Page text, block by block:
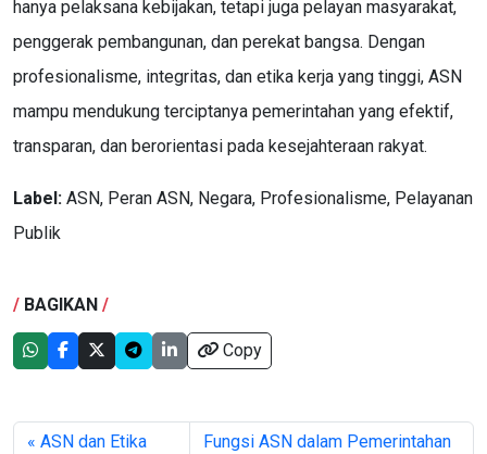
hanya pelaksana kebijakan, tetapi juga pelayan masyarakat,
penggerak pembangunan, dan perekat bangsa. Dengan
profesionalisme, integritas, dan etika kerja yang tinggi, ASN
mampu mendukung terciptanya pemerintahan yang efektif,
transparan, dan berorientasi pada kesejahteraan rakyat.
Label: ASN, Peran ASN, Negara, Profesionalisme, Pelayanan
Publik
/ BAGIKAN /
Copy
« ASN dan Etika
Fungsi ASN dalam Pemerintahan